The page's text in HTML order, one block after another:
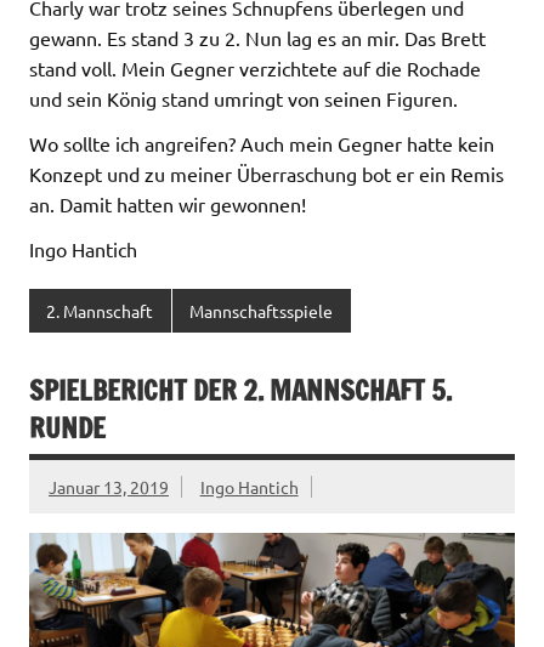
Charly war trotz seines Schnupfens überlegen und
gewann. Es stand 3 zu 2. Nun lag es an mir. Das Brett
stand voll. Mein Gegner verzichtete auf die Rochade
und sein König stand umringt von seinen Figuren.
Wo sollte ich angreifen? Auch mein Gegner hatte kein
Konzept und zu meiner Überraschung bot er ein Remis
an. Damit hatten wir gewonnen!
Ingo Hantich
2. Mannschaft Mannschaftsspiele
SPIELBERICHT DER 2. MANNSCHAFT 5.
RUNDE
Januar 13, 2019 Ingo Hantich